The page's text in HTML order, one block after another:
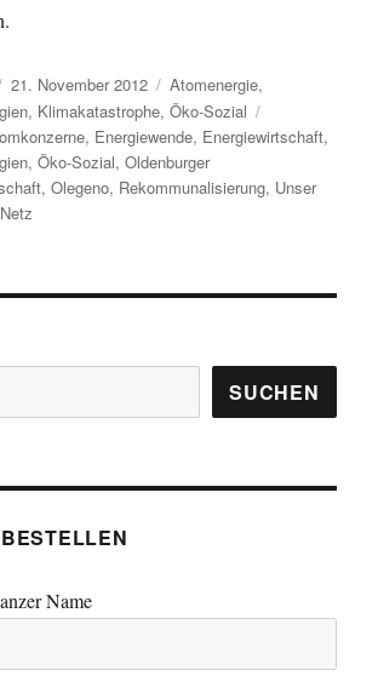
Veröffentlicht
am
21. November 2012 Kategorien
Atomenergie,
, Klimakatastrophe,Öko-Sozial
, Energiewende, Energiewirtschaft,
,Öko-Sozial,Oldenburger
,Olegeno, Rekommunalisierung, Unser
SUCHEN
Name